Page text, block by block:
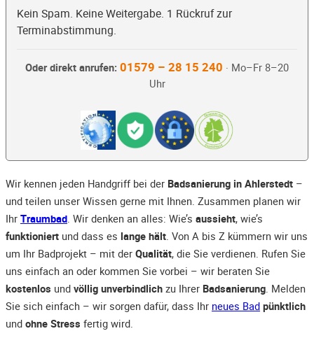
Kein Spam. Keine Weitergabe. 1 Rückruf zur
Terminabstimmung.
Oder direkt anrufen: 01579 – 28 15 240 · Mo–Fr 8–20
Uhr
Wir kennen jeden Handgriff bei der Badsanierung in Ahlerstedt –
und teilen unser Wissen gerne mit Ihnen. Zusammen planen wir
Ihr Traumbad. Wir denken an alles: Wie’s aussieht, wie’s
funktioniert und dass es lange hält. Von A bis Z kümmern wir uns
um Ihr Badprojekt – mit der Qualität, die Sie verdienen. Rufen Sie
uns einfach an oder kommen Sie vorbei – wir beraten Sie
kostenlos und völlig unverbindlich zu Ihrer Badsanierung. Melden
Sie sich einfach – wir sorgen dafür, dass Ihr neues Bad pünktlich
und ohne Stress fertig wird.